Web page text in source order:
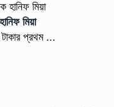
মিয়া
টাকার প্রথম ...